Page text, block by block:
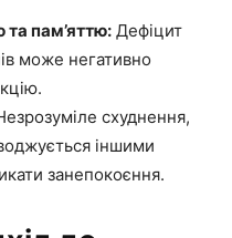
пам’яттю: Дефіцит
може негативно
схуднення,
іншими
занепокоєння.